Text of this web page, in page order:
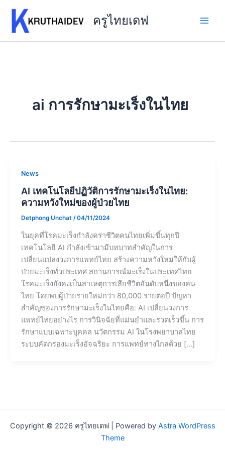
content
ครูไทยเดฟ
ai การรักษามะเร็งในไทย
News
AI เทคโนโลยีปฏิวัติการรักษามะเร็งในไทย:
ความหวังใหม่ของผู้ป่วยไทย
Detphong Unchat /04/11/2024
ในยุคที่โรคมะเร็งกำลังคร่าชีวิตคนไทยเพิ่มขึ้นทุกปี
เทคโนโลยี AI กำลังเข้ามามีบทบาทสำคัญในการ
เปลี่ยนแปลงวงการแพทย์ไทย สร้างความหวังใหม่ให้กับผู้
ป่วยมะเร็งทั่วประเทศ สถานการณ์มะเร็งในประเทศไทย
โรคมะเร็งยังคงเป็นสาเหตุการเสียชีวิตอันดับหนึ่งของคน
ไทย โดยพบผู้ป่วยรายใหม่กว่า 80,000 รายต่อปี ปัญหา
สำคัญของการรักษามะเร็งในไทยคือ: AI เปลี่ยนวงการ
แพทย์ไทยอย่างไร การวินิจฉัยที่แม่นยำและรวดเร็วขึ้น การ
รักษาแบบเฉพาะบุคคล นวัตกรรม AI ในโรงพยาบาลไทย
ระบบคัดกรองมะเร็งอัจฉริยะ การแพทย์ทางไกลด้วย […]
Copyright © 2026 ครูไทยเดฟ | Powered by Astra WordPress
Theme